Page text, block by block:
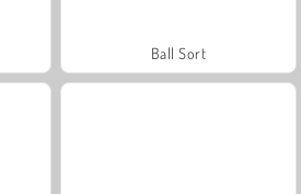
Ball Sort